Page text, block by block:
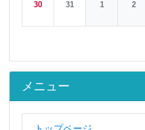
30 31 1 2
メニュー